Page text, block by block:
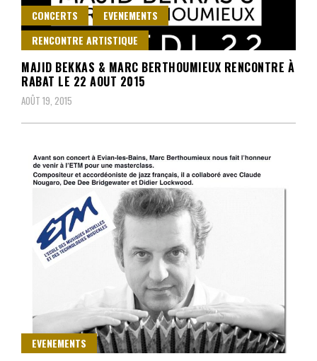
CONCERTS
EVENEMENTS
RENCONTRE ARTISTIQUE
MAJID BEKKAS & MARC BERTHOUMIEUX RENCONTRE À
RABAT LE 22 AOUT 2015
AOÛT 19, 2015
EVENEMENTS